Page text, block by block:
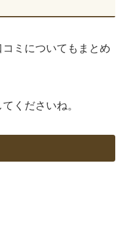
ミについてもまとめ
くださいね。